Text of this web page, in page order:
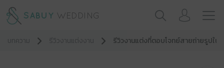
บทความ รีวิวงานแต่งงาน รีวิวงานแต่งที่ตอบโจทย์สายถ่ายรูปใน